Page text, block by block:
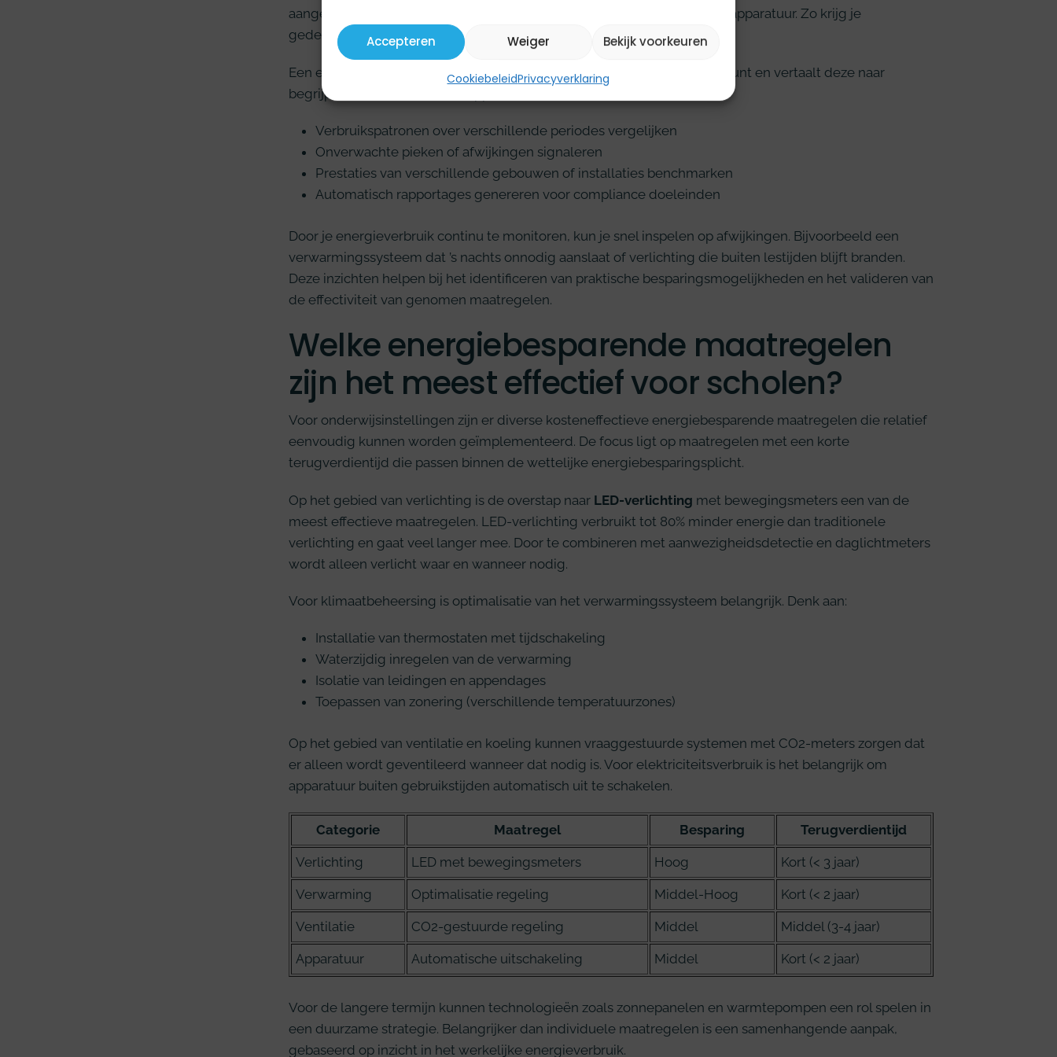
Accepteren Weiger Bekijk voorkeuren
CookiebeleidPrivacyverklaring
aangevuld met submeters voor specifieke gebouwdelen, installaties of apparatuur. Zo krijg je
gedetailleerd inzicht in waar en wanneer energie wordt verbruikt.
Een energiemanagementsysteem verzamelt alle data op één centraal punt en vertaalt deze naar
begrijpelijke dashboards en rapporten. Hiermee kun je:
Verbruikspatronen over verschillende periodes vergelijken
Onverwachte pieken of afwijkingen signaleren
Prestaties van verschillende gebouwen of installaties benchmarken
Automatisch rapportages genereren voor compliance doeleinden
Door je energieverbruik continu te monitoren, kun je snel inspelen op afwijkingen. Bijvoorbeeld een
verwarmingssysteem dat ’s nachts onnodig aanslaat of verlichting die buiten lestijden blijft branden.
Deze inzichten helpen bij het identificeren van praktische besparingsmogelijkheden en het valideren van
de effectiviteit van genomen maatregelen.
Welke energiebesparende maatregelen
zijn het meest effectief voor scholen?
Voor onderwijsinstellingen zijn er diverse kosteneffectieve energiebesparende maatregelen die relatief
eenvoudig kunnen worden geïmplementeerd. De focus ligt op maatregelen met een korte
terugverdientijd die passen binnen de wettelijke energiebesparingsplicht.
Op het gebied van verlichting is de overstap naar LED-verlichting met bewegingsmeters een van de
meest effectieve maatregelen. LED-verlichting verbruikt tot 80% minder energie dan traditionele
verlichting en gaat veel langer mee. Door te combineren met aanwezigheidsdetectie en daglichtmeters
wordt alleen verlicht waar en wanneer nodig.
Voor klimaatbeheersing is optimalisatie van het verwarmingssysteem belangrijk. Denk aan:
Installatie van thermostaten met tijdschakeling
Waterzijdig inregelen van de verwarming
Isolatie van leidingen en appendages
Toepassen van zonering (verschillende temperatuurzones)
Op het gebied van ventilatie en koeling kunnen vraaggestuurde systemen met CO2-meters zorgen dat
er alleen wordt geventileerd wanneer dat nodig is. Voor elektriciteitsverbruik is het belangrijk om
apparatuur buiten gebruikstijden automatisch uit te schakelen.
Categorie Maatregel Besparing Terugverdientijd
Verlichting LED met bewegingsmeters Hoog Kort (< 3 jaar)
Verwarming Optimalisatie regeling Middel-Hoog Kort (< 2 jaar)
Ventilatie CO2-gestuurde regeling Middel Middel (3-4 jaar)
Apparatuur Automatische uitschakeling Middel Kort (< 2 jaar)
Voor de langere termijn kunnen technologieën zoals zonnepanelen en warmtepompen een rol spelen in
een duurzame strategie. Belangrijker dan individuele maatregelen is een samenhangende aanpak,
gebaseerd op inzicht in het werkelijke energieverbruik.